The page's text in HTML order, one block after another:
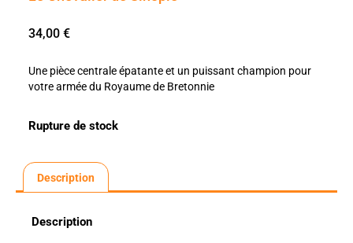
34,00 €
Une pièce centrale épatante et un puissant champion pour
votre armée du Royaume de Bretonnie
Rupture de stock
Description
Description